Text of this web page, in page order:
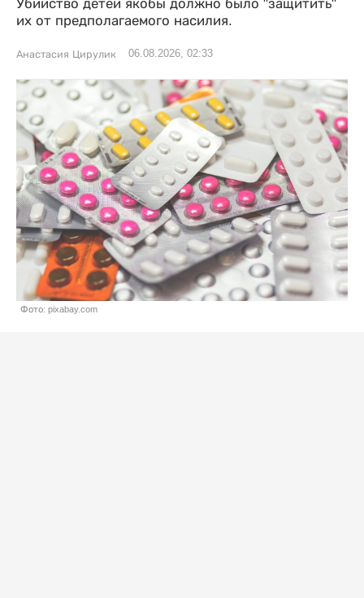
Убийство детей якобы должно было "защитить"
их от предполагаемого насилия.
Анастасия Цирулик 06.08.2026, 02:33
Фото: pixabay.com